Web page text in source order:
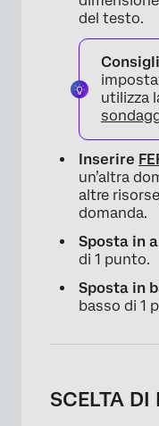
del testo.
utilizza
Inserire
un’altra
altre
domanda.
Sposta in
di 1 punto.
Sposta in
basso di 1
SCELTA DI